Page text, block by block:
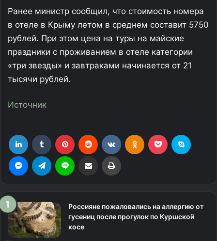
Ранее министр сообщил, что стоимость номера
в отеле в Крыму летом в среднем составит 5750
рублей. При этом цена на туры на майские
праздники с проживанием в отеле категории
«три звезды» и завтраками начинается от 21
тысячи рублей.
Источник
Россияне пожаловались на аллергию от
гусениц после прогулок по Куршской
косе